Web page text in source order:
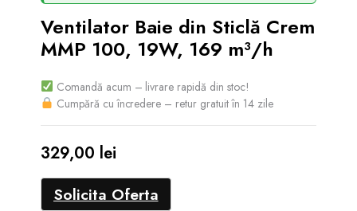
Ventilator Baie din Sticlă Crem
MMP 100, 19W, 169 m³/h
Comandă acum – livrare rapidă din stoc!
Cumpără cu încredere – retur gratuit în 14 zile
329,00 lei
Solicita Oferta